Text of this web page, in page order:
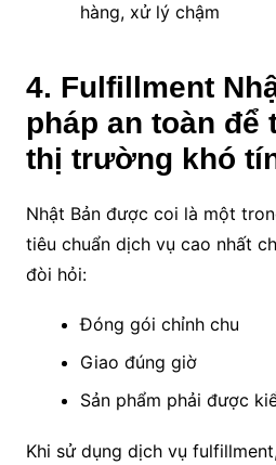
hàng, xử lý chậm
4. Fulfillment
pháp an toàn để
thị trường khó
Nhật Bản được coi là một
tiêu chuẩn dịch vụ cao nhất
đòi hỏi:
Đóng gói chỉnh chu
Giao đúng giờ
Sản phẩm phải được
Khi sử dụng dịch vụ